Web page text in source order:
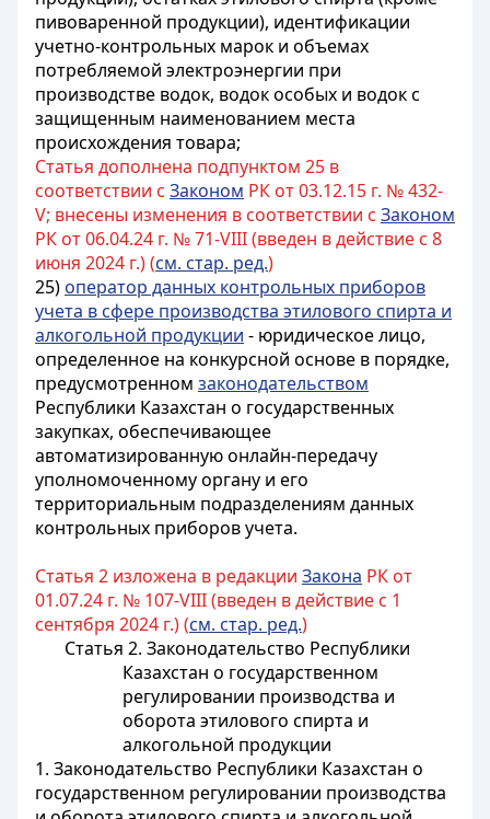
пивоваренной продукции), идентификации
учетно-контрольных марок и объемах
потребляемой электроэнергии при
производстве водок, водок особых и водок с
защищенным наименованием места
происхождения товара;
Статья дополнена подпунктом 25 в
соответствии с Законом РК от 03.12.15 г. № 432-
V; внесены изменения в соответствии с Законом
РК от 06.04.24 г. № 71-VIII (введен в действие с 8
июня 2024 г.) (см. стар. ред.)
25) оператор данных контрольных приборов
учета в сфере производства этилового спирта и
алкогольной продукции - юридическое лицо,
определенное на конкурсной основе в порядке,
предусмотренном законодательством
Республики Казахстан о государственных
закупках, обеспечивающее
автоматизированную онлайн-передачу
уполномоченному органу и его
территориальным подразделениям данных
контрольных приборов учета.
Статья 2 изложена в редакции Закона РК от
01.07.24 г. № 107-VIII (введен в действие с 1
сентября 2024 г.) (см. стар. ред.)
Статья 2. Законодательство Республики
Казахстан о государственном
регулировании производства и
оборота этилового спирта и
алкогольной продукции
1. Законодательство Республики Казахстан о
государственном регулировании производства